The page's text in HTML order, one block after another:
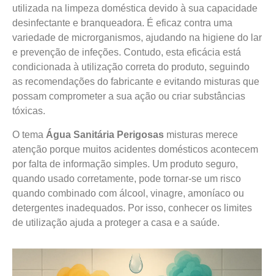
utilizada na limpeza doméstica devido à sua capacidade
desinfectante e branqueadora. É eficaz contra uma
variedade de microrganismos, ajudando na higiene do lar
e prevenção de infeções. Contudo, esta eficácia está
condicionada à utilização correta do produto, seguindo
as recomendações do fabricante e evitando misturas que
possam comprometer a sua ação ou criar substâncias
tóxicas.
O tema Água Sanitária Perigosas misturas merece
atenção porque muitos acidentes domésticos acontecem
por falta de informação simples. Um produto seguro,
quando usado corretamente, pode tornar-se um risco
quando combinado com álcool, vinagre, amoníaco ou
detergentes inadequados. Por isso, conhecer os limites
de utilização ajuda a proteger a casa e a saúde.